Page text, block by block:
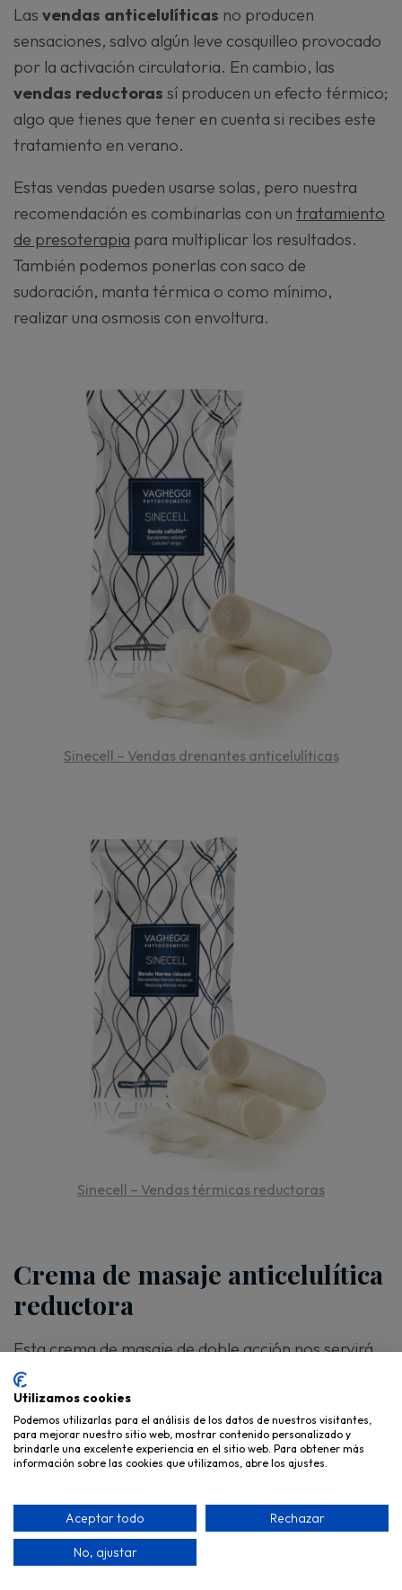
Las vendas anticelulíticas no producen
sensaciones, salvo algún leve cosquilleo provocado
por la activación circulatoria. En cambio, las
vendas reductoras sí producen un efecto térmico;
algo que tienes que tener en cuenta si recibes este
tratamiento en verano.
Estas vendas pueden usarse solas, pero nuestra
recomendación es combinarlas con un tratamiento
de presoterapia para multiplicar los resultados.
También podemos ponerlas con saco de
sudoración, manta térmica o como mínimo,
realizar una osmosis con envoltura.
Sinecell – Vendas drenantes anticelulíticas
Sinecell – Vendas térmicas reductoras
Crema de masaje anticelulítica
reductora
Esta crema de masaje de doble acción nos servirá
para realizar el masaje asociado a cada
tratamiento, así como cualquier masaje específico
reductor y anticelulítico.
Utilizamos cookies
Podemos utilizarlas para el análisis de los datos de nuestros visitantes,
para mejorar nuestro sitio web, mostrar contenido personalizado y
brindarle una excelente experiencia en el sitio web. Para obtener más
información sobre las cookies que utilizamos, abre los ajustes.
Aceptar todo Rechazar
No, ajustar